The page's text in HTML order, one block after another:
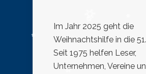
Im Jahr 2025 geht die
Weihnachtshilfe in die
Seit 1975 helfen Leser,
Unternehmen, Vereine